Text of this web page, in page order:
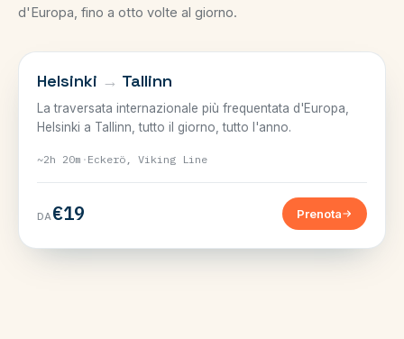
d'Europa, fino a otto volte al giorno.
GOLFO DI FINLANDIA
Helsinki → Tallinn
La traversata internazionale più frequentata d'Europa,
Helsinki a Tallinn, tutto il giorno, tutto l'anno.
~2h 20m · Eckerö, Viking Line
DA€19 Prenota